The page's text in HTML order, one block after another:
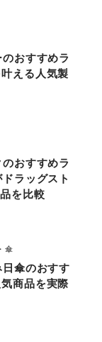
おすすめラ
える人気製
おすすめラ
ラッグスト
を比較
傘
日傘のおすす
商品を実際